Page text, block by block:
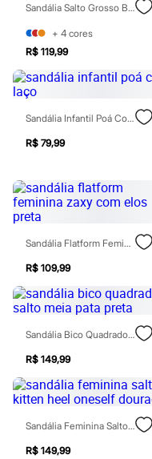
Novidades
Roupas
Bermudas
Camisas
Calças
Camisetas e Regatas
Casacos e Jaquetas
Jeans
Polos
Acessórios
Cintos
Carteiras
Óculos
Relógios
Calçados
Chinelos
Sapatos
Sandálias e Papetes
Tênis
Moda esportiva
Acessórios
Bermudas
Calças
Calçados
Moda íntima
Cuecas
Sandália Salto Grosso Beira Rio Marrom
+ 4 cores
R$ 119,99
Sandália Infantil Poá Com Laço
R$ 79,99
Sandália Flatform Feminina Zaxy Com Elos Preta
R$ 109,99
Sandália Bico Quadrado Salto Meia Pata Preta
R$ 149,99
Sandália Feminina Salto Kitten Heel Oneself Dourada
R$ 149,99